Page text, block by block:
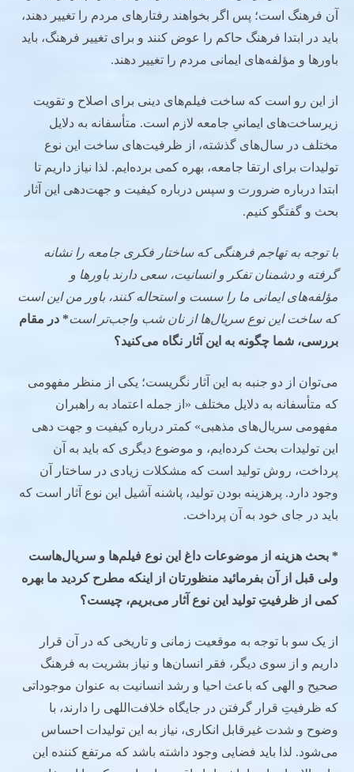
آن فرهنگ است؛ پس اگر بخواهند رفتارهای مردم را تغییر دهند،
باید در ابتدا فرهنگ حاکم را عوض کنند و برای تغییر فرهنگ، باید
باورها و مؤلفه‌های ایمانی مردم را تغییر دهند.
از این رو است که ساخت فیلم‌های دینی برای اصلاح و تقویت
زیرساخت‌های ایمانیِ جامعه لازم است. متأسفانه به دلایل
مختلف در سال‌های گذشته، از ظرفیت‌های ساخت این نوع
تولیدات برای ارتقا جامعه، بهره کمی برده‌ایم. لذا نیاز داریم تا
ابتدا درباره ضرورت و سپس درباره کیفیت و جهت‌دهی این آثار
بحث و گفتگو کنیم.
با توجه به تهاجم فرهنگی که ساختار فکری جامعه را نشانه
گرفته و دشمنان تفکر و انسانیت، سعی دارند باورها و
مؤلفه‌های ایمانی ما را سست و استحاله کنند، باور من این است
که ساخت این نوع سریال‌ها از نان شب واجب‌تر است* در مقام
بررسی، شما چگونه به این آثار نگاه می‌کنید؟
می‌توان از دو جنبه به این آثار نگریست؛ یکی از منظر مفهومی
که متأسفانه به دلایل مختلف «از جمله اعتماد به راهبران
مفهومی سریال‌های مذهبی» کمتر درباره کیفیت و جهت دهی
این تولیدات بحث کرده‌ایم، و موضوع دیگری که باید به آن
پرداخت، روش تولید است که مشکلات زیادی در ساختار آن
وجود دارد. پرهزینه بودن تولید، پاشنه آشیل این نوع آثار است که
باید در جای خود به آن پرداخت.
* بحث هزینه از موضوعات داغ این نوع فیلم‌ها و سریال‌هاست
ولی قبل از آن بفرمائید منظورتان از اینکه مطرح کردید ما بهره
کمی از ظرفیتِ تولید این نوع آثار می‌بریم، چیست؟
از یک سو با توجه به موقعیت زمانی و تاریخی که در آن قرار
داریم و از سوی دیگر، فقر انسان‌ها و نیاز بشریت به فرهنگ
صحیح و الهی که باعث احیا و رشد انسانیت به عنوان موجوداتی
که ظرفیتِ قرار گرفتن در جایگاه خلافت‌اللهی را دارند، با
وضوح و شدت غیرقابل انکاری، نیاز به این تولیدات احساس
می‌شود. لذا باید فضایی وجود داشته باشد که مرتفع کننده این